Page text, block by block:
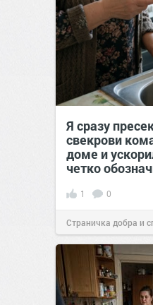
Я сразу
свекрови
доме и
четко
1 0
Страничка добра и
позитива!00:28